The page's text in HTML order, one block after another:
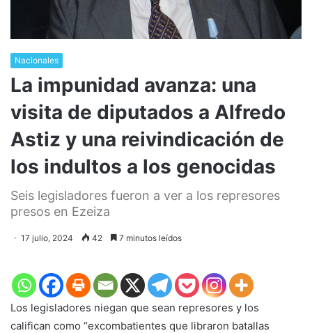
Nacionales
La impunidad avanza: una
visita de diputados a Alfredo
Astiz y una reivindicación de
los indultos a los genocidas
Seis legisladores fueron a ver a los represores
presos en Ezeiza
17 julio, 2024 42 7 minutos leídos
Los legisladores niegan que sean represores y los
califican como “excombatientes que libraron batallas